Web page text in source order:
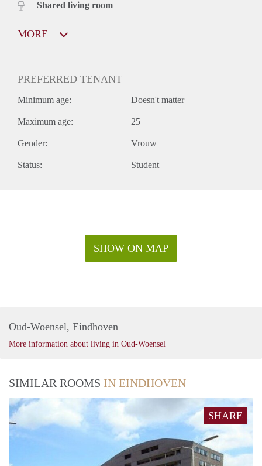
Shared living room
MORE
PREFERRED TENANT
Minimum age: Doesn't matter
Maximum age: 25
Gender: Vrouw
Status: Student
SHOW ON MAP
Oud-Woensel, Eindhoven
More information about living in Oud-Woensel
SIMILAR ROOMS IN EINDHOVEN
SHARE